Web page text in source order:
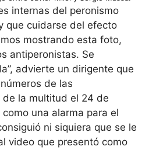
internas del peronismo
que cuidarse del efecto
mostrando esta foto,
antiperonistas. Se
advierte un dirigente que
de las
la multitud el 24 de
una alarma para el
ni siquiera que se le
video que presentó como